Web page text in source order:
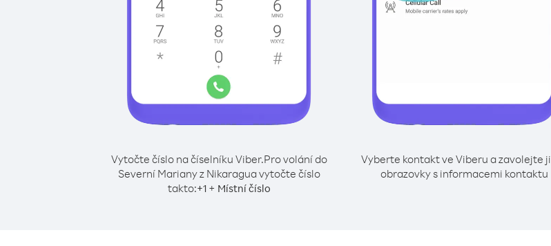
Vytočte číslo na číselníku Viber.Pro volání do
Severní Mariany z Nikaragua vytočte číslo
takto:+1+ Místní číslo
Vyberte kontakt ve Viberu a zavolejte
obrazovky s informacemi kontaktu